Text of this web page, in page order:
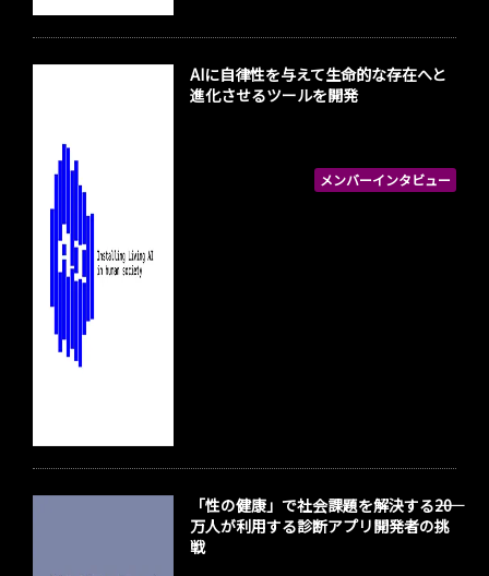
メンバーインタビュー
AIに自律性を与えて生命的な存在へと
進化させるツールを開発
「性の健康」で社会課題を解決する――20
万人が利用する診断アプリ開発者の挑
戦